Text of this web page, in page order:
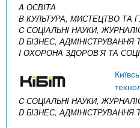
A ОСВІТА
B КУЛЬТУРА, МИСТЕЦТВО ТА
C СОЦІАЛЬНІ НАУКИ,
D БІЗНЕС, АДМІНІСТРУВАННЯ
I ОХОРОНА ЗДОРОВ’Я ТА
C СОЦІАЛЬНІ НАУКИ,
D БІЗНЕС, АДМІНІСТРУВАННЯ